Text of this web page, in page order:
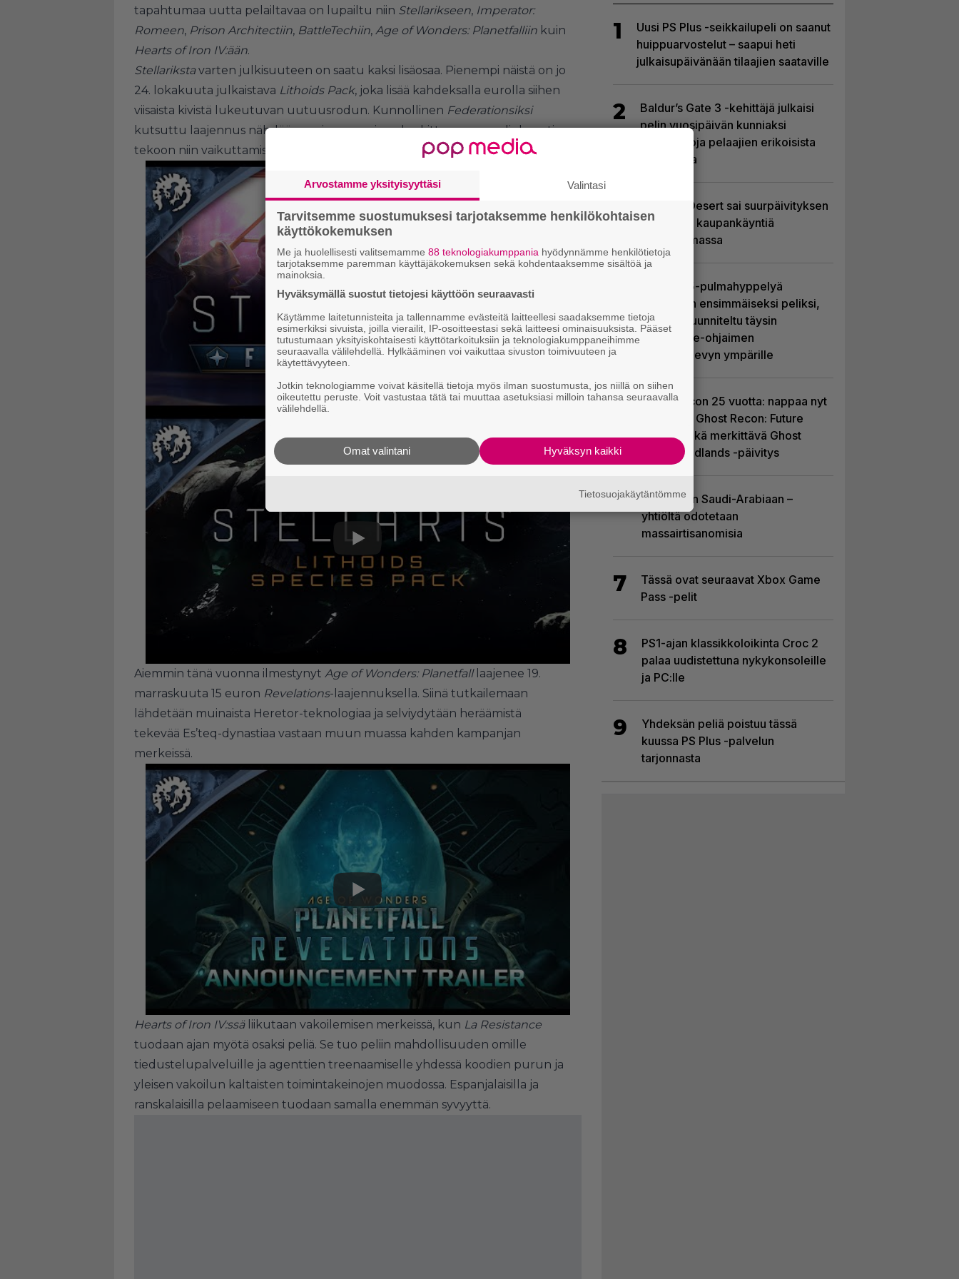
tapahtumaa uutta pelailtavaa on lupailtu niin Stellarikseen, Imperator:
Romeen, Prison Architectiin, BattleTechiin, Age of Wonders: Planetfalliin kuin
Hearts of Iron IV:ään.
Stellarikstavarten julkisuuteen on saatu kaksi lisäosaa. Pienempi näistä on jo
24. lokakuuta julkaistava Lithoids Pack, joka lisää kahdeksalla eurolla siihen
viisaista kivistä lukeutuvan uutuusrodun. Kunnollinen Federationsiksi
kutsuttu laajennus nähdään ensi vuonna ja se keskittyy avaruusdiplomatian
tekoon niin vaikuttamisen, manipuloimisen kuin dominoinnin alalla.
Aiemmin tänä vuonna ilmestynyt Age of Wonders: Planetfalllaajenee 19.
marraskuuta 15 euron Revelations-laajennuksella. Siinä tutkailemaan
lähdetään muinaista Heretor-teknologiaa ja selviydytään heräämistä
tekevää Es’teq-dynastiaa vastaan muun muassa kahden kampanjan
merkeissä.
Hearts of Iron IV:ssäliikutaan vakoilemisen merkeissä, kun La Resistance
tuodaan ajan myötä osaksi peliä. Se tuo peliin mahdollisuuden omille
tiedustelupalveluille ja agenttien treenaamiselle yhdessä koodien purun ja
yleisen vakoilun kaltaisten toimintakeinojen muodossa. Espanjalaisilla ja
ranskalaisilla pelaamiseen tuodaan samalla enemmän syvyyttä.
1
Uusi PS Plus -seikkailupeli on saanut
huippuarvostelut – saapui heti
julkaisupäivänään tilaajien saataville
2
Baldur’s Gate 3 -kehittäjä julkaisi
pelin vuosipäivän kunniaksi
tilastotietoja pelaajien erikoisista
valinnoista
3
Crimson Desert sai suurpäivityksen
– uudistaa kaupankäyntiä
pelimaailmassa
Uutta PS5-pulmahyppelyä
kuvaillaan ensimmäiseksi peliksi,
joka on suunniteltu täysin
DualSense-ohjaimen
kosketuslevyn ympärille
5
Ghost Recon 25 vuotta: nappaa nyt
ilmaiseksi Ghost Recon: Future
Soldier sekä merkittävä Ghost
Recon Wildlands -päivitys
6
EA myytiin Saudi-Arabiaan –
yhtiöltä odotetaan
massairtisanomisia
7
Tässä ovat seuraavat Xbox Game
Pass -pelit
8
PS1-ajan klassikkoloikinta Croc 2
palaa uudistettuna nykykonsoleille
ja PC:lle
9
Yhdeksän peliä poistuu tässä
kuussa PS Plus -palvelun
tarjonnasta
Arvostamme yksityisyyttäsi Valintasi
Tarvitsemme suostumuksesi tarjotaksemme henkilökohtaisen
käyttökokemuksen
Me ja huolellisesti valitsemamme 88 teknologiakumppania hyödynnämme henkilötietoja
tarjotaksemme paremman käyttäjäkokemuksen sekä kohdentaaksemme sisältöä ja
mainoksia.
Hyväksymällä suostut tietojesi käyttöön seuraavasti
Käytämme laitetunnisteita ja tallennamme evästeitä laitteellesi saadaksemme tietoja
esimerkiksi sivuista, joilla vierailit, IP-osoitteestasi sekä laitteesi ominaisuuksista. Pääset
tutustumaan yksityiskohtaisesti käyttötarkoituksiin ja teknologiakumppaneihimme
seuraavalla välilehdellä. Hylkääminen voi vaikuttaa sivuston toimivuuteen ja
käytettävyyteen.
Jotkin teknologiamme voivat käsitellä tietoja myös ilman suostumusta, jos niillä on siihen
oikeutettu peruste. Voit vastustaa tätä tai muuttaa asetuksiasi milloin tahansa seuraavalla
välilehdellä.
Hyväksyn kaikki
Omat valintani
Tietosuojakäytäntömme